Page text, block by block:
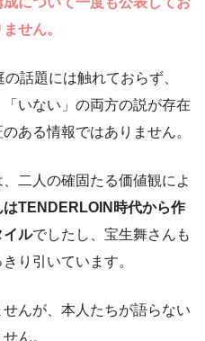
せん。
話題には触れておらず、
いない」の両方の説が存在
ある情報ではありません。
二人の確固たる価値観によ
はTENDERLOIN時代から作
イルでしたし、宝生舞さんも
り引いています。
んが、本人たちが語らない
ん。